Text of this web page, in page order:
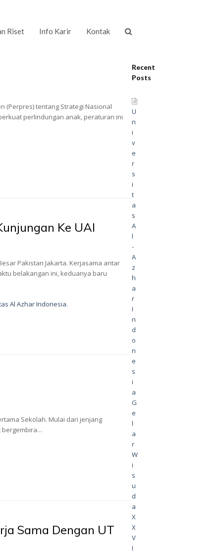
Riset Info Karir Kontak
(Perpres) tentang Strategi Nasional
perlindungan anak, peraturan ini
Ke UAI
Pakistan Jakarta. Kerjasama antar
belakangan ini, keduanya baru
Al Azhar Indonesia.
Sekolah. Mulai dari jenjang
bergembira…
Sama Dengan UT
Recent
Posts
U
n
i
v
e
r
s
i
t
a
s
A
l
-
A
z
h
a
r
I
n
d
o
n
e
s
i
a
G
e
l
a
r
W
i
s
u
d
a
X
X
V
I